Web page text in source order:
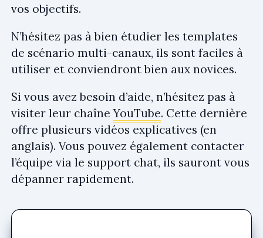
vos objectifs.
N’hésitez pas à bien étudier les templates
de scénario multi-canaux, ils sont faciles à
utiliser et conviendront bien aux novices.
Si vous avez besoin d’aide, n’hésitez pas à
visiter leur chaîneYouTube. Cette dernière
offre plusieurs vidéos explicatives (en
anglais). Vous pouvez également contacter
l’équipe via le support chat, ils sauront vous
dépanner rapidement.